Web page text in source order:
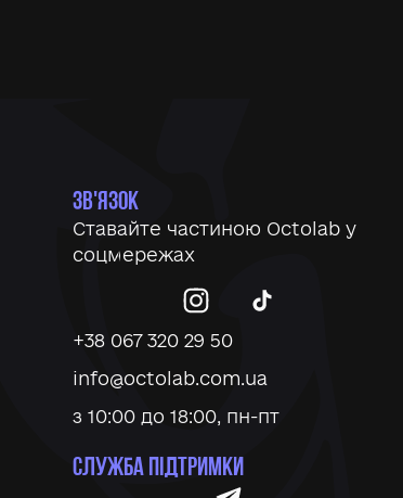
ЗВ'ЯЗОК
Ставайте частиною Octolab у
соцмережах
+38 067 320 29 50
info@octolab.com.ua
з 10:00 до 18:00, пн-пт
СЛУЖБА ПІДТРИМКИ